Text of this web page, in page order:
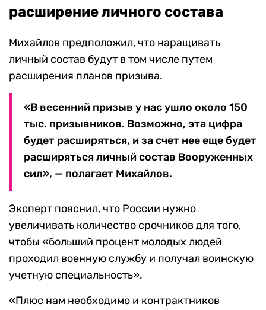
расширение личного состава
Михайлов предположил, что наращивать
личный состав будут в том числе путем
расширения планов призыва.
«В весенний призыв у нас ушло около 150
тыс. призывников. Возможно, эта цифра
будет расширяться, и за счет нее еще будет
расширяться личный состав Вооруженных
сил», — полагает Михайлов.
Эксперт пояснил, что России нужно
увеличивать количество срочников для того,
чтобы «больший процент молодых людей
проходил военную службу и получал воинскую
учетную специальность».
«Плюс нам необходимо и контрактников